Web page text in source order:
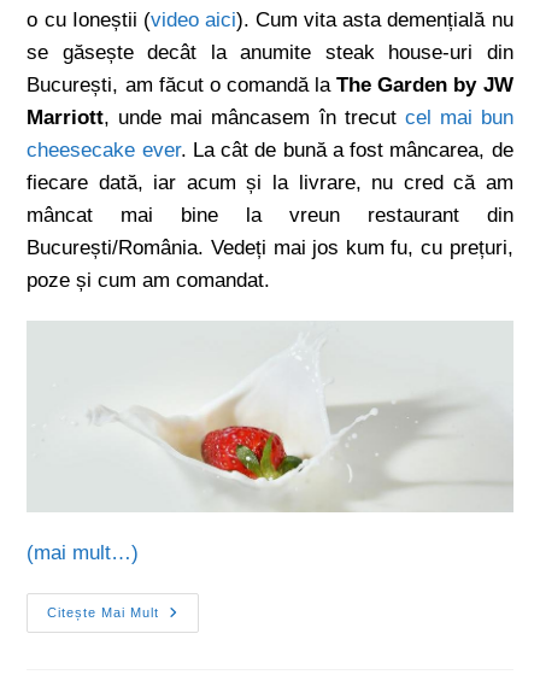
o cu Ioneștii (video aici). Cum vita asta demențială nu
se găsește decât la anumite steak house-uri din
București, am făcut o comandă laThe Garden by JW
Marriott, unde mai mâncasem în trecut cel mai bun
cheesecake ever. La cât de bună a fost mâncarea, de
fiecare dată, iar acum și la livrare, nu cred că am
mâncat mai bine la vreun restaurant din
București/România. Vedeți mai jos kum fu, cu prețuri,
poze și cum am comandat.
(mai mult…)
Citește Mai Mult